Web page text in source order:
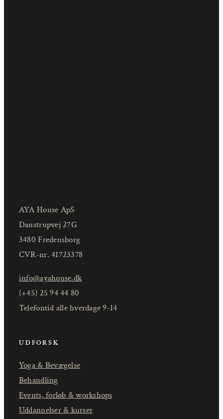
AYA House ApS
Danstrupvej 27G
3480 Fredensborg
CVR-nr. 41723378
info@ayahouse.dk
(+45) 25 94 44 80
Telefontid alle hverdage 9-14
UDFORSK
Yoga & Bevægelse
Behandling
Events, forløb & workshops
Uddannelser & kurser